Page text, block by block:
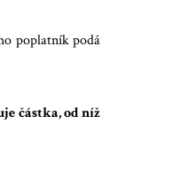
poplatník podá
částka, od níž